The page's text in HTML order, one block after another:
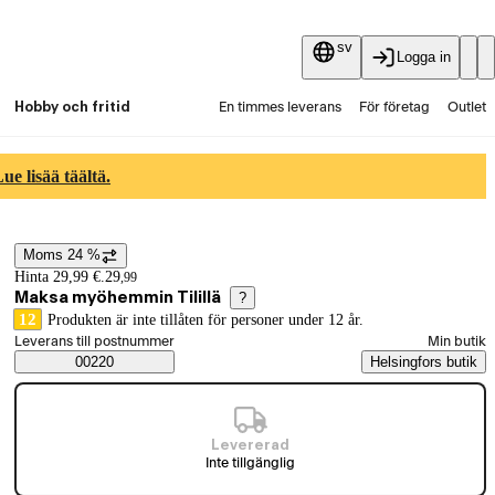
sv
Logga in
Hobby och fritid En timmes leverans För företag Outlet
lisää täältä.
Prisinformation
Moms 24 %
Hinta 29,99 €. 29,99
Maksa myöhemmin Tilillä ?
12 Produkten är inte tillåten för personer under 12 år.
Saatavuustiedot
Välj beställningssätt
Leverans till postnummer
00220
Min butik
Helsingfors butik
Levererad
Inte tillgänglig